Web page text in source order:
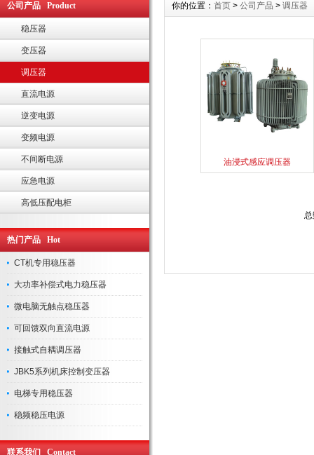
公司产品 Product
稳压器
变压器
调压器
直流电源
逆变电源
变频电源
不间断电源
应急电源
高低压配电柜
热门产品 Hot
CT机专用稳压器
大功率补偿式电力稳压器
微电脑无触点稳压器
可回馈双向直流电源
接触式自耦调压器
JBK5系列机床控制变压器
电梯专用稳压器
稳频稳压电源
联系我们 Contact
你的位置： 首页 > 公司产品 > 调压器
油浸式感应调压器